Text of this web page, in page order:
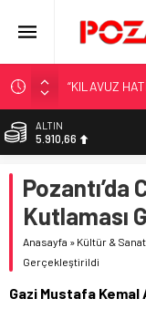
“KILAVUZ
Adana’nın
Yılmaz
Ajans
Harun YÜCEL
ALTIN
5.910,66
11.456,34
DOLAR
42,6961
EURO
Pozantı’da
Kutlaması
Anasayfa » Kültür & Sanat
Gerçekleştirildi
Gazi Mustafa Kemal